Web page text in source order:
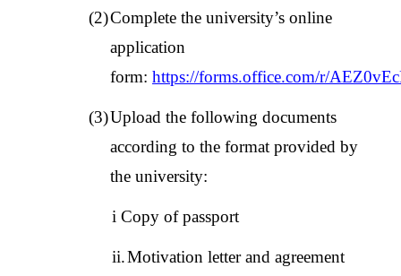
(2)Complete the university’s online
application
form: https://forms.office.com/r/
(3)Upload the following documents
according to the format provided by
the university:
i Copy of passport
ii.Motivation letter and agreement